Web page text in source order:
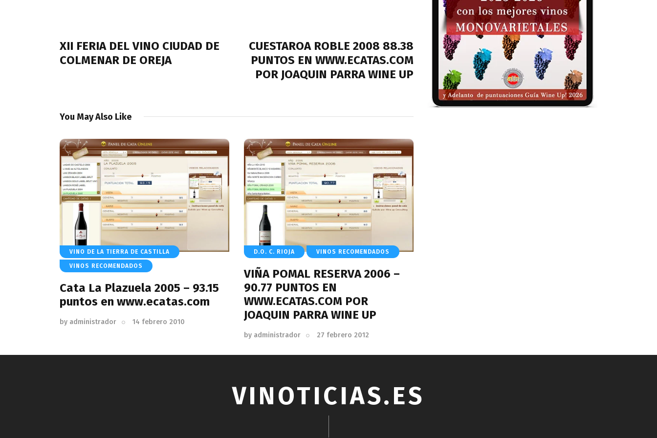
entradas
XII FERIA DEL VINO CIUDAD DE
COLMENAR DE OREJA
CUESTAROA ROBLE 2008 88.38
PUNTOS EN WWW.ECATAS.COM
POR JOAQUIN PARRA WINE UP
You May Also Like
VINO DE LA TIERRA DE CASTILLA
VINOS RECOMENDADOS
Cata La Plazuela 2005 – 93.15
puntos en www.ecatas.com
by administrador 14 febrero 2010
D.O. C. RIOJA VINOS RECOMENDADOS
VIÑA POMAL RESERVA 2006 –
90.77 PUNTOS EN
WWW.ECATAS.COM POR
JOAQUIN PARRA WINE UP
by administrador 27 febrero 2012
VINOTICIAS.ES